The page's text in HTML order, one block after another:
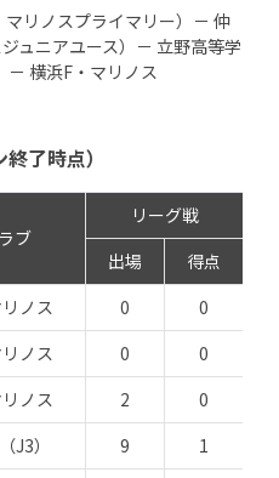
リノスプライマリー）－ 仲
ュニアユース）－ 立野高等学
横浜F・マリノス
了時点）
ブ
リーグ戦
出場
得点
ノス 0 0
ノス 0 0
ノス 2 0
J3）
9 1